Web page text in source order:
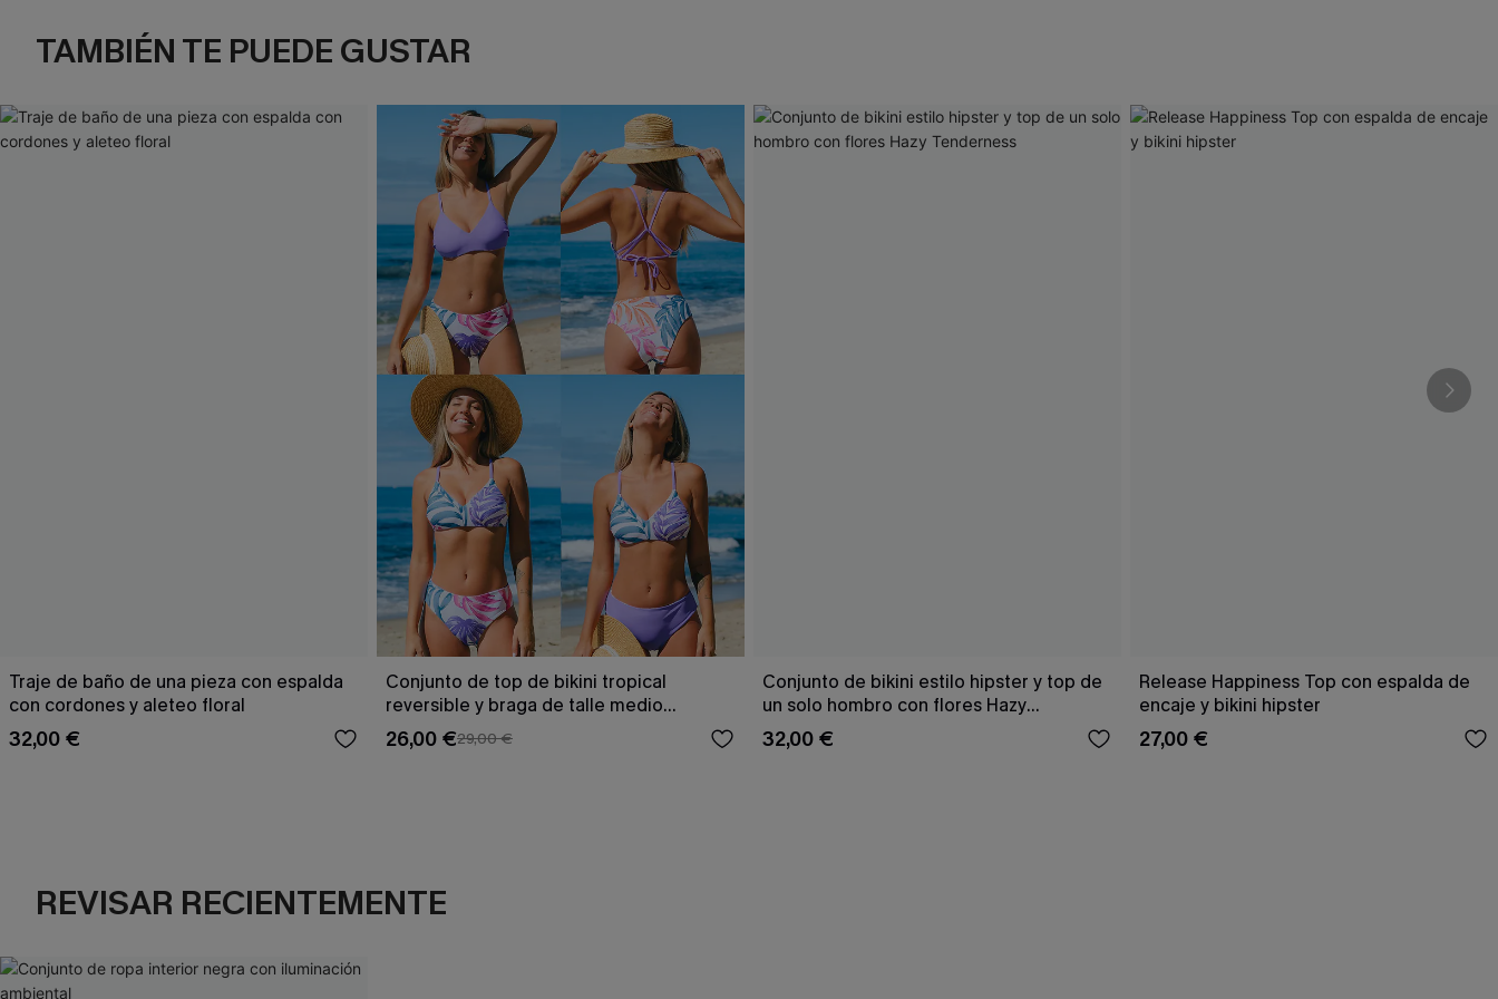
TAMBIÉN TE PUEDE GUSTAR
Traje de baño de una pieza con espalda
con cordones y aleteo floral
32,00 €
Conjunto de top de bikini tropical
reversible y braga de talle medio
Escaping
26,00 €29,00 €
Conjunto de bikini estilo hipster y top de
un solo hombro con flores Hazy
Tenderness
32,00 €
Release Happiness Top con espalda de
encaje y bikini hipster
27,00 €
REVISAR RECIENTEMENTE